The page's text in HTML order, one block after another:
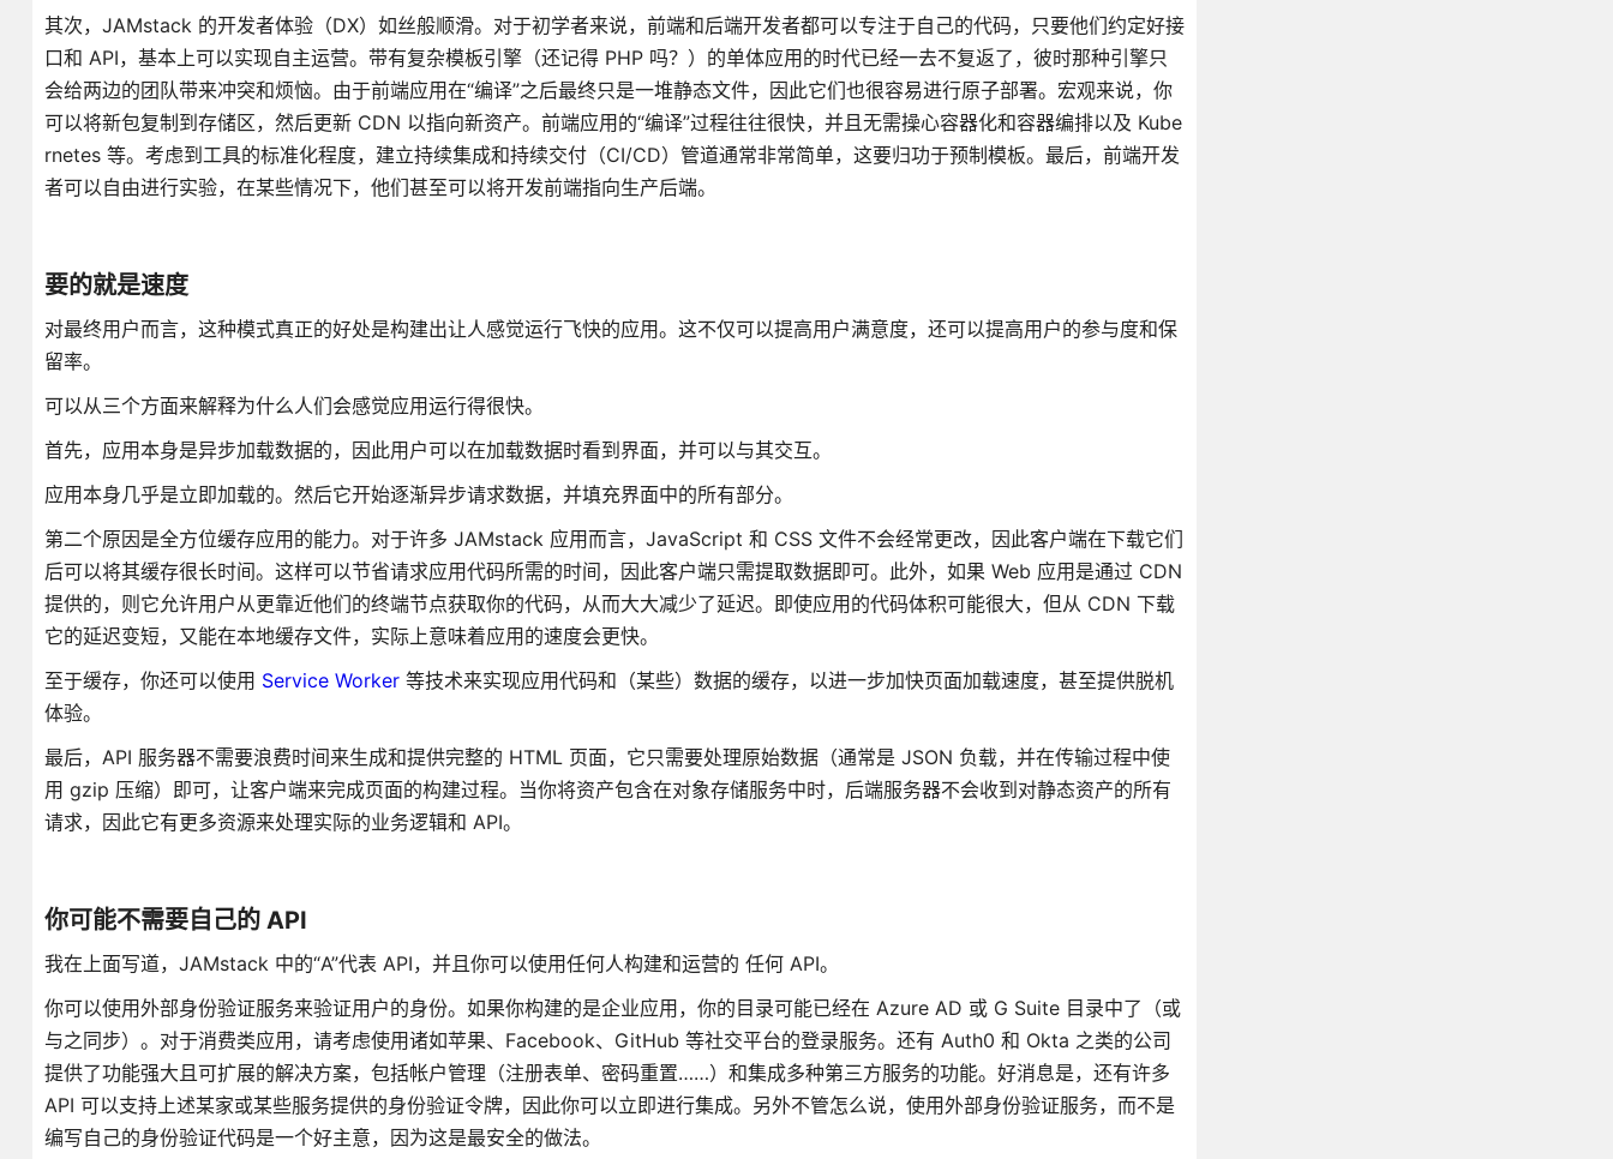
其次，JAMstack 的开发者体验（DX）如丝般顺滑。对于初学者来说，前端和后端开发者都可以专注于自己的代码，只要他们约定好接
口和 API，基本上可以实现自主运营。带有复杂模板引擎（还记得 PHP 吗？）的单体应用的时代已经一去不复返了，彼时那种引擎只
会给两边的团队带来冲突和烦恼。由于前端应用在“编译”之后最终只是一堆静态文件，因此它们也很容易进行原子部署。宏观来说，你
可以将新包复制到存储区，然后更新 CDN 以指向新资产。前端应用的“编译”过程往往很快，并且无需操心容器化和容器编排以及 Kube
rnetes 等。考虑到工具的标准化程度，建立持续集成和持续交付（CI/CD）管道通常非常简单，这要归功于预制模板。最后，前端开发
者可以自由进行实验，在某些情况下，他们甚至可以将开发前端指向生产后端。
要的就是速度
对最终用户而言，这种模式真正的好处是构建出让人感觉运行飞快的应用。这不仅可以提高用户满意度，还可以提高用户的参与度和保
留率。
可以从三个方面来解释为什么人们会感觉应用运行得很快。
首先，应用本身是异步加载数据的，因此用户可以在加载数据时看到界面，并可以与其交互。
应用本身几乎是立即加载的。然后它开始逐渐异步请求数据，并填充界面中的所有部分。
第二个原因是全方位缓存应用的能力。对于许多 JAMstack 应用而言，JavaScript 和 CSS 文件不会经常更改，因此客户端在下载它们
后可以将其缓存很长时间。这样可以节省请求应用代码所需的时间，因此客户端只需提取数据即可。此外，如果 Web 应用是通过 CDN
提供的，则它允许用户从更靠近他们的终端节点获取你的代码，从而大大减少了延迟。即使应用的代码体积可能很大，但从 CDN 下载
它的延迟变短，又能在本地缓存文件，实际上意味着应用的速度会更快。
至于缓存，你还可以使用 Service Worker等技术来实现应用代码和（某些）数据的缓存，以进一步加快页面加载速度，甚至提供脱机
体验。
最后，API 服务器不需要浪费时间来生成和提供完整的 HTML 页面，它只需要处理原始数据（通常是 JSON 负载，并在传输过程中使
用 gzip 压缩）即可，让客户端来完成页面的构建过程。当你将资产包含在对象存储服务中时，后端服务器不会收到对静态资产的所有
请求，因此它有更多资源来处理实际的业务逻辑和 API。
你可能不需要自己的 API
我在上面写道，JAMstack 中的“A”代表 API，并且你可以使用任何人构建和运营的 任何 API。
你可以使用外部身份验证服务来验证用户的身份。如果你构建的是企业应用，你的目录可能已经在 Azure AD 或 G Suite 目录中了（或
与之同步）。对于消费类应用，请考虑使用诸如苹果、Facebook、GitHub 等社交平台的登录服务。还有 Auth0 和 Okta 之类的公司
提供了功能强大且可扩展的解决方案，包括帐户管理（注册表单、密码重置……）和集成多种第三方服务的功能。好消息是，还有许多
API 可以支持上述某家或某些服务提供的身份验证令牌，因此你可以立即进行集成。另外不管怎么说，使用外部身份验证服务，而不是
编写自己的身份验证代码是一个好主意，因为这是最安全的做法。